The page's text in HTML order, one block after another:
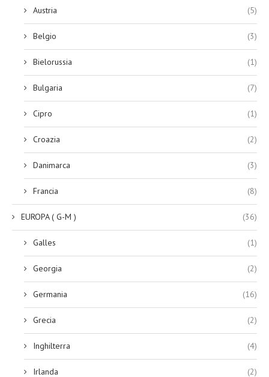
Austria (5)
Belgio (3)
Bielorussia (1)
Bulgaria (7)
Cipro (1)
Croazia (2)
Danimarca (3)
Francia (8)
EUROPA ( G-M ) (36)
Galles (1)
Georgia (2)
Germania (16)
Grecia (2)
Inghilterra (4)
Irlanda (2)